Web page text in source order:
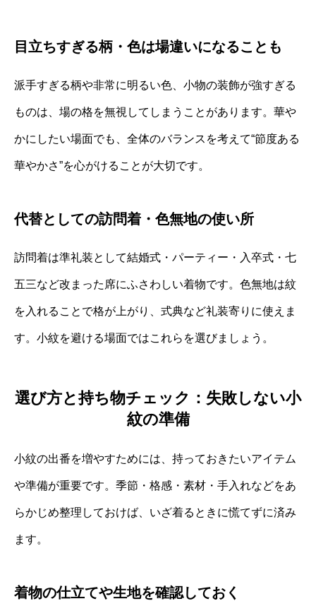
目立ちすぎる柄・色は場違いになることも
派手すぎる柄や非常に明るい色、小物の装飾が強すぎる
ものは、場の格を無視してしまうことがあります。華や
かにしたい場面でも、全体のバランスを考えて“節度ある
華やかさ”を心がけることが大切です。
代替としての訪問着・色無地の使い所
訪問着は準礼装として結婚式・パーティー・入卒式・七
五三など改まった席にふさわしい着物です。色無地は紋
を入れることで格が上がり、式典など礼装寄りに使えま
す。小紋を避ける場面ではこれらを選びましょう。
選び方と持ち物チェック：失敗しない小
紋の準備
小紋の出番を増やすためには、持っておきたいアイテム
や準備が重要です。季節・格感・素材・手入れなどをあ
らかじめ整理しておけば、いざ着るときに慌てずに済み
ます。
着物の仕立てや生地を確認しておく